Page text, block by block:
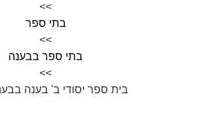
>>
בתי ספר
>>
בתי ספר בבענה
>>
בית ספר יסודי ב' בענה